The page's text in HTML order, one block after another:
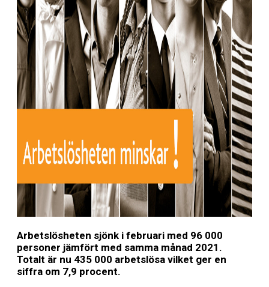
Arbetslösheten sjönk i februari med 96 000
personer jämfört med samma månad 2021.
Totalt är nu 435 000 arbetslösa vilket ger en
siffra om 7,9 procent.